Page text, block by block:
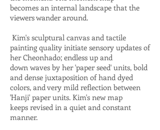
becomes an internal landscape that the
viewers wander around.
Kim's sculptural canvas and tactile
painting quality initiate sensory updates of
her Cheonhado; endless up and
down waves by her 'paper seed' units, bold
and dense juxtaposition of hand dyed
colors, and very mild reflection between
'Hanji' paper units. Kim's new map
keeps revised in a quiet and constant
manner.